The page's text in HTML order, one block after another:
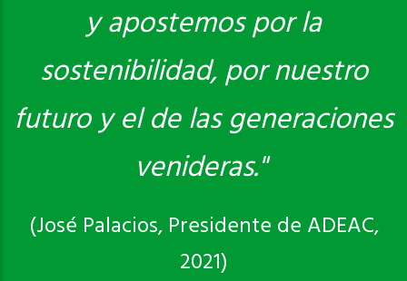
y apostemos por la
sostenibilidad, por nuestro
futuro y el de las generaciones
venideras."
(José Palacios, Presidente de ADEAC,
2021)